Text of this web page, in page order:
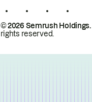
© 2026 Semrush Holdings.
rights reserved.